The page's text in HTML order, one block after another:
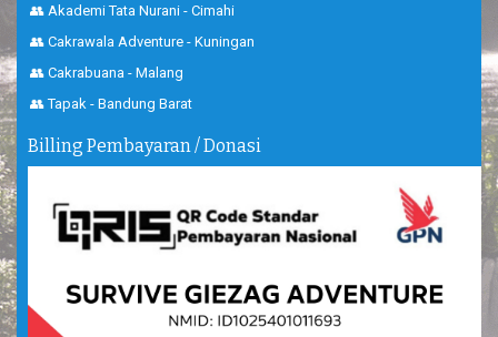
👥 Akademi Tata Nurani - Cimahi
👥 Cakrawala Adventure - Kuningan
👥 Cakrabuana - Malang
👥 Tapak - Bandung Barat
Billing Pembayaran / Donasi